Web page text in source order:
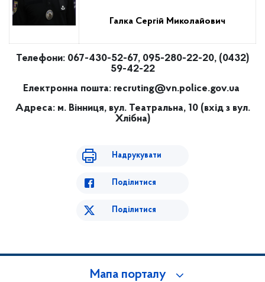
Галка Сергій Миколайович
Телефони: 067-430-52-67, 095-280-22-20, (0432)
59-42-22
Електронна пошта: recruting@vn.police.gov.ua
Адреса: м. Вінниця, вул. Театральна, 10 (вхід з вул.
Хлібна)
Надрукувати
Поділитися
Поділитися
Мапа порталу